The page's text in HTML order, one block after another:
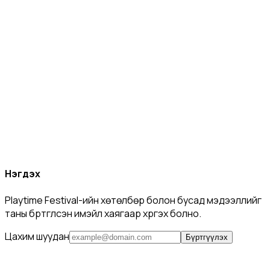
Нэгдэх
Playtime Festival-ийн хөтөлбөр болон бусад мэдээллийг
таны бүртгүүлсэн имэйл хаягаар хүргэх болно.
Цахим шуудан
Бүртгүүлэх